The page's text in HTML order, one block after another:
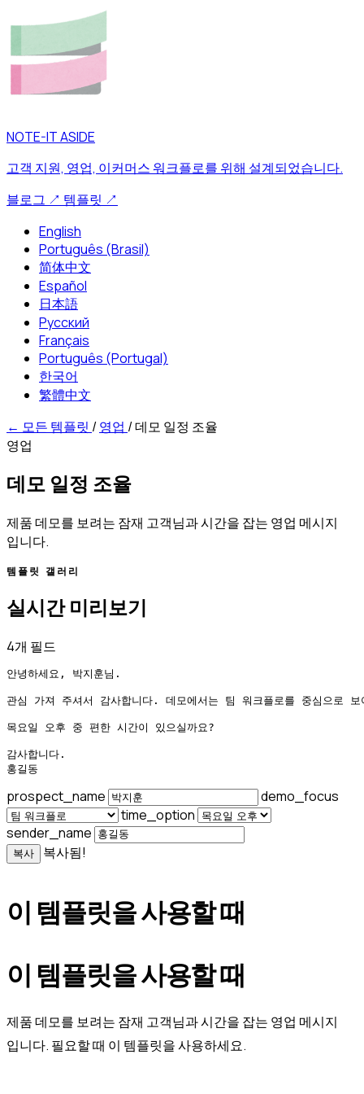
NOTE-IT ASIDE
고객 지원, 영업, 이커머스 워크플로를 위해 설계되었습니다.
블로그 ↗ 템플릿 ↗
English
Português (Brasil)
简体中文
Español
日本語
Русский
Français
Português (Portugal)
한국어
繁體中文
← 모든 템플릿 /영업 /데모 일정 조율
영업
데모 일정 조율
제품 데모를 보려는 잠재 고객님과 시간을 잡는 영업 메시지
입니다.
템플릿 갤러리
실시간 미리보기
4개 필드
안녕하세요, 박지훈님.
관심 가져 주셔서 감사합니다. 데모에서는 팀 워크플로를 중심으로
목요일 오후 중 편한 시간이 있으실까요?
감사합니다.
홍길동
prospect_name
demo_focus
time_option
sender_name
복사 복사됨!
이 템플릿을 사용할 때
이 템플릿을 사용할 때
제품 데모를 보려는 잠재 고객님과 시간을 잡는 영업 메시지
입니다. 필요할 때 이 템플릿을 사용하세요.